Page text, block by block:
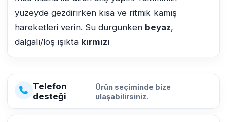
yüzeyde gezdirirken kısa ve ritmik kamış
hareketleri verin. Su durgunken beyaz,
dalgalı/loş ışıkta kırmızı
Telefon
desteği
Ürün seçiminde bize
ulaşabilirsiniz.